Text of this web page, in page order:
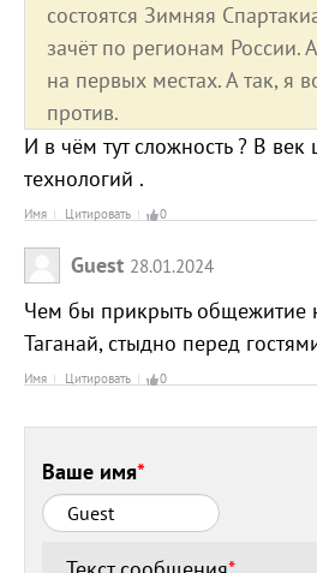
состоятся Зимняя
зачёт по регионам России.
на первых местах. А так, я
против.
И в чём тут сложность ? В
технологий .
Имя Цитировать 0
Guest 28.01.2024
Чем бы прикрыть общежитие
Таганай, стыдно перед
Имя Цитировать 0
Ваше имя*